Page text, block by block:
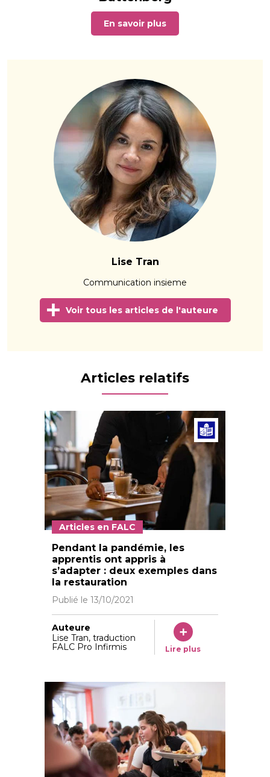
En savoir plus
Lise Tran
Communication insieme
Voir tous les articles de l'auteure
Articles relatifs
Article
Le Basane café a a organisé un système de « vente
Articles en FALC
Pendant la pandémie, les
apprentis ont appris à
s’adapter : deux exemples dans
la restauration
Publié le 13/10/2021
Auteure
Lise Tran, traduction
FALC Pro Infirmis
Lire plus